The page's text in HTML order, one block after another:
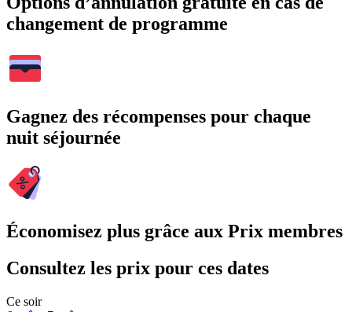
changement de programme
Gagnez des récompenses pour chaque
nuit séjournée
Économisez plus grâce aux Prix membres
Consultez les prix pour ces dates
Ce soir